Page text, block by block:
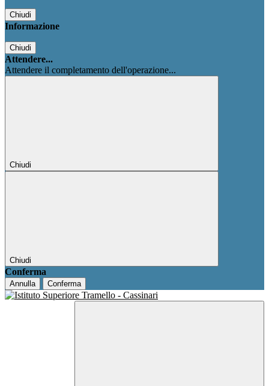
Chiudi
Informazione
Chiudi
Attendere...
Attendere il completamento dell'operazione...
Chiudi
Chiudi
Conferma
Annulla Conferma